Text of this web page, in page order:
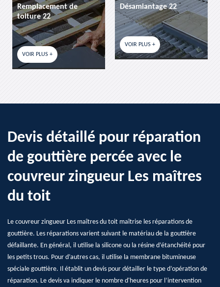
Désamiantage 22
VOIR PLUS +
etancheite de toiture
VOIR PLUS +
Devis détaillé pour réparation
de gouttière percée avec le
couvreur zingueur Les maîtres
du toit
Le couvreur zingueur Les maîtres du toit maîtrise les réparations de
gouttière. Les réparations varient suivant le matériau de la gouttière
défaillante. En général, il utilise la silicone ou la résine d’étanchéité pour
les petits trous. Pour d’autres cas, il utilise la membrane bitumineuse
spéciale gouttière. Il établit un devis pour détailler le type d’opération de
réparation. Le devis va indiquer le nombre d'heures pour l’intervention